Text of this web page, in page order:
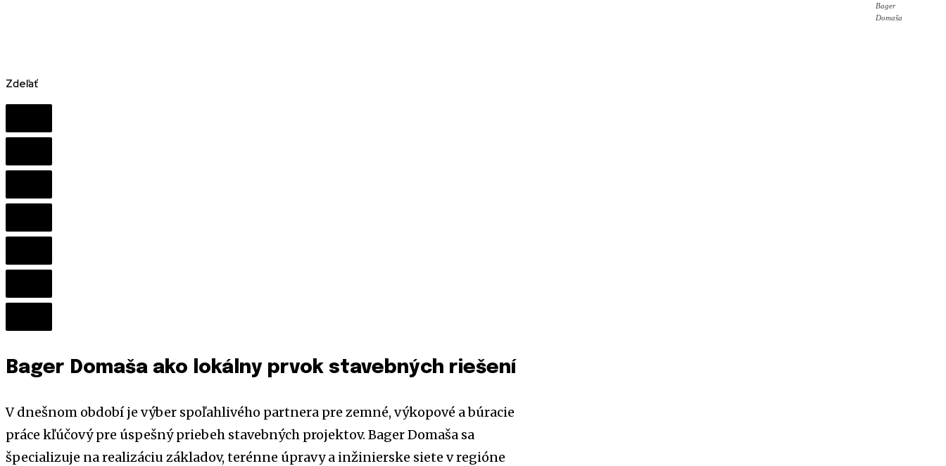
Bager
Domaša
Zdeľať
Bager Domaša ako lokálny prvok stavebných riešení
V dnešnom období je výber spoľahlivého partnera pre zemné, výkopové a búracie
práce kľúčový pre úspešný priebeh stavebných projektov. Bager Domaša sa
špecializuje na realizáciu základov, terénne úpravy a inžinierske siete v regióne